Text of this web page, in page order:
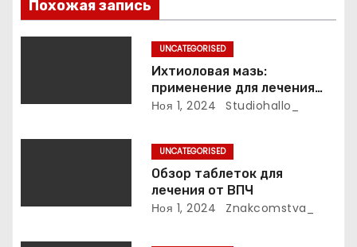
п
с
я
Похожая запись
UNCATEGORISED
Ихтиоловая мазь:
применение для лечения
фурункулов
Ноя 1, 2024 Studiohallo_
UNCATEGORISED
Обзор таблеток для
лечения от ВПЧ
Ноя 1, 2024 Znakcomstva_